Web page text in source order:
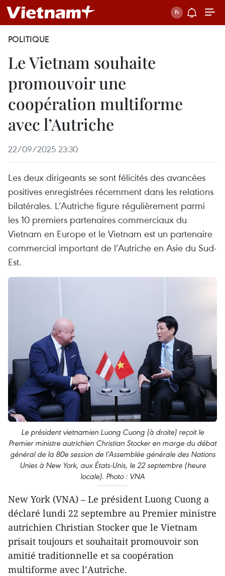
POLITIQUE
Le Vietnam souhaite
promouvoir une
coopération multiforme
avec l’Autriche
22/09/2025 23:30
Les deux dirigeants se sont félicités des avancées
positives enregistrées récemment dans les relations
bilatérales. L’Autriche figure régulièrement parmi
les 10 premiers partenaires commerciaux du
Vietnam en Europe et le Vietnam est un partenaire
commercial important de l’Autriche en Asie du Sud-
Est.
Le président vietnamien Luong Cuong (à droite) reçoit le
Premier ministre autrichien Christian Stocker en marge du débat
général de la 80e session de l’Assemblée générale des Nations
Unies à New York, aux États-Unis, le 22 septembre (heure
locale). Photo : VNA
New York (VNA) – Le président Luong Cuong a
déclaré lundi 22 septembre au Premier ministre
autrichien Christian Stocker que le Vietnam
prisait toujours et souhaitait promouvoir son
amitié traditionnelle et sa coopération
multiforme avec l’Autriche.